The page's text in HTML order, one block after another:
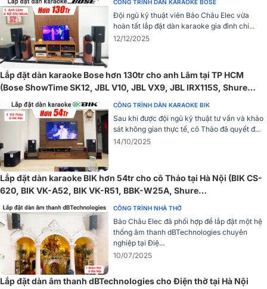
suất của hệ thống từ xa, giúp giảm thiểu sự can thiệp trong quá
trình vận hành.
Khả năng mở rộng
Bộ thu không dây 4 kênh Shure ULXD4QE có khả năng mở rộng lên
đến 64 MHz và hỗ trợ các chế độ mật độ cao, giúp vận hành nhiều
kênh âm thanh đồng thời mà không ảnh hưởng đến chất lượng tín
hiệu, đặc biệt hữu ích trong các sự kiện lớn và các hệ thống âm
thanh phức tạp.
Ứng dụng thực tế
Bộ thu Shure ULXD4QE thích hợp cho nhiều ứng dụng, bao gồm:
- Sự kiện trực tiếp: Với khả năng hỗ trợ nhiều kênh, thiết bị này là sự
lựa chọn lý tưởng cho các buổi hòa nhạc, biểu diễn hoặc sự kiện có
yêu cầu chất lượng âm thanh cao và tín hiệu ổn định.
- Hội nghị, hội thảo: Đảm bảo truyền tải âm thanh rõ ràng, giúp
người tham gia dễ dàng nghe và hiểu, thậm chí trong những không
gian lớn.
- Ứng dụng âm thanh đa kênh: Với khả năng chia sẻ tín hiệu qua
mạng Ethernet và hỗ trợ Dante™ cho âm thanh số, Shure ULXD4QE
CÔNG TRÌNH DÀN KARAOKE BOSE
Đội ngũ kỹ thuật viên Bảo Châu Elec vừa
hoàn tất lắp đặt dàn karaoke gia đình chí...
12/12/2025
Lắp đặt dàn karaoke Bose hơn 130tr cho anh Lâm tại TP HCM
(Bose ShowTime SK12, JBL V10, JBL VX9, JBL IRX115S, Shure
BLX288A/B58...)
CÔNG TRÌNH DÀN KARAOKE BIK
Sau khi được đội ngũ kỹ thuật tư vấn và khảo
sát không gian thực tế, cô Thảo đã quyết đ...
14/10/2025
Lắp đặt dàn karaoke BIK hơn 54tr cho cô Thảo tại Hà Nội (BIK CS-
620, BIK VK-A52, BIK VK-R51, BBK-W25A, Shure
SXV288A/PG58)
CÔNG TRÌNH NHÀ THỜ
Bảo Châu Elec đã phối hợp để lắp đặt một hệ
thống âm thanh dBTechnologies chuyên
nghiệp tại Điệ...
10/07/2025
Lắp đặt dàn âm thanh dBTechnologies cho Điện thờ tại Hà Nội